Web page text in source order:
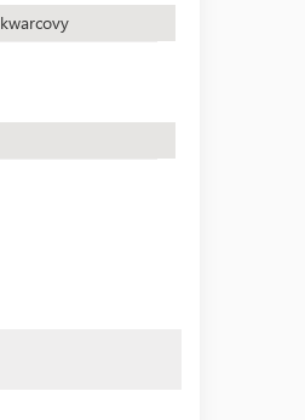
kwarcovy